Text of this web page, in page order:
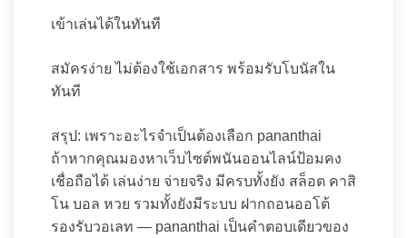
เข้าเล่นได้ในทันที
สมัครง่าย ไม่ต้องใช้เอกสาร พร้อมรับโบนัสใน
ทันที
สรุป: เพราะอะไรจำเป็นต้องเลือก pananthai
ถ้าหากคุณมองหาเว็บไซต์พนันออนไลน์ป้อมคง
เชื่อถือได้ เล่นง่าย จ่ายจริง มีครบทั้งยัง สล็อต คาสิ
โน บอล หวย รวมทั้งยังมีระบบ ฝากถอนออโต้
รองรับวอเลท — pananthai เป็นคำตอบเดียวของ